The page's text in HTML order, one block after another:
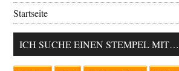
Startseite
ICH SUCHE EINEN STEMPEL MIT…